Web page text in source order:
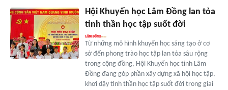
Hội Khuyến học Lâm Ðồng lan tỏa
tinh thần học tập suốt đời
Từ những mô hình khuyến học sáng tạo ở cơ
sở đến phong trào học tập lan tỏa sâu rộng
trong cộng đồng, Hội Khuyến học tỉnh Lâm
Đồng đang góp phần xây dựng xã hội học tập,
khơi dậy tinh thần học tập suốt đời trong giai